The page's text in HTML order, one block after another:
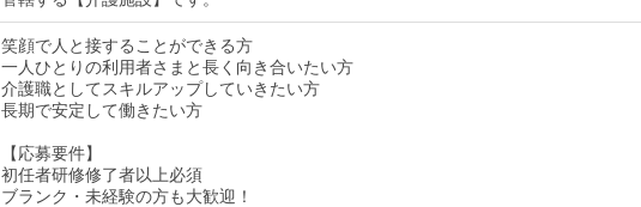
笑顔で人と接することができる方
一人ひとりの利用者さまと長く向き合いたい方
介護職としてスキルアップしていきたい方
長期で安定して働きたい方
【応募要件】
初任者研修修了者以上必須
ブランク・未経験の方も大歓迎！